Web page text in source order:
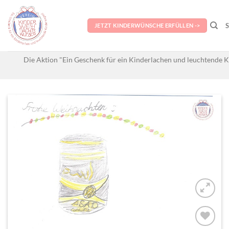
content
JETZT KINDERWÜNSCHE ERFÜLLEN ->
Die Aktion "Ein Geschenk für ein Kinderlachen und leuchtende